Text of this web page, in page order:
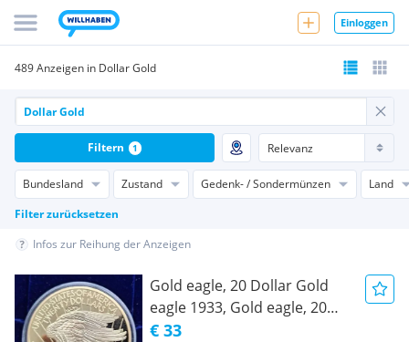
Einloggen
489 Anzeigen in Dollar Gold
Bundesland Zustand Gedenk- / Sondermünzen
Land
Filter zurücksetzen
Filtern 1
Infos zur Reihung der Anzeigen
Gold eagle, 20 Dollar Gold
eagle 1933, Gold eagle, 20
Dollar
€ 33